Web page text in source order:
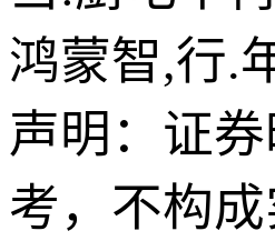
鸿蒙智,行.
声明：证
考，不构